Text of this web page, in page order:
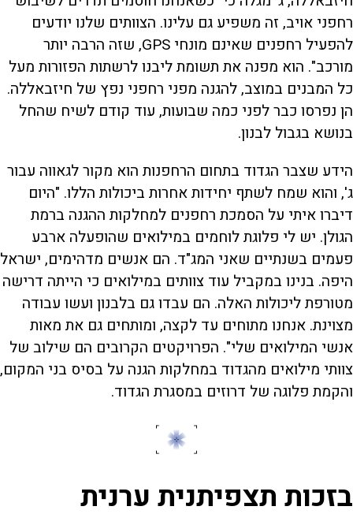
רחפני אויב, זה משפיע גם עלינו. הצוותים שלנו יודעים
להפעיל רחפנים שאינם מונחי GPS, שזה הרבה יותר
מורכב". הוא מפנה את תשומת ליבנו לרשתות הפזורות מעל
כל המבנים במוצב, להגנה מפני רחפני נפץ של חיזבאללה.
הן נפרסו כבר לפני כמה שבועות, עוד קודם לשיח שהחל
בנושא בגבול לבנון.
הידע שצבר הגדוד בתחום הרחפנות הוא מקור לגאווה עבור
ג', והוא שמח לשתף יחידות אחרות ביכולות הללו. "היום
דיברו איתי על הסמכת רחפנים למחלקות ההגנה ברמת
הגולן. יש לי פלוגת לוחמים במילואים שהופעלה ארבע
פעמים בשנתיים שאני המג"ד. הם אנשים מדהימים, ישראל
היפה. בנינו במקביל עוד צוותים במילואים כי הייתה דרישה
מטורפת ליכולות האלה. הם עבדו גם בלבנון ועשו עבודה
מצוינת. אנחנו מתוחים עד לקצה, ומותחים גם את מאות
אנשי המילואים שלי". הפרויקטים הקרובים הם שילוב של
צוותי מילואים מהגדוד במחלקות הגנה על בסיס בני המקום,
והקמת פלוגה של דרוזים במסגרת הגדוד.
בזכות תצפיתנית ערנית